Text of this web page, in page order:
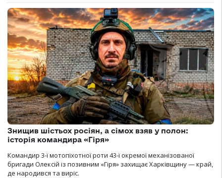
Знищив шістьох росіян, а сімох взяв у полон:
історія командира «Гіря»
Командир 3-ї мотопіхотної роти 43-ї окремої механізованої
бригади Олексій із позивним «Гіря» захищає Харківщину — край,
де народився та виріс.